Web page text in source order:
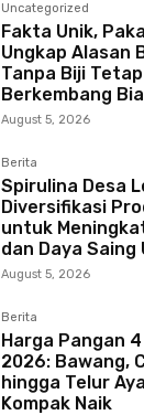
Uncategorized
Fakta Unik,
Ungkap Alasan
Tanpa Biji
Berkembang
August 5, 2026
Berita
Spirulina Desa
Diversifikasi
untuk
dan Daya Saing
August 5, 2026
Berita
Harga Pangan
2026: Bawang,
hingga Telur
Kompak Naik